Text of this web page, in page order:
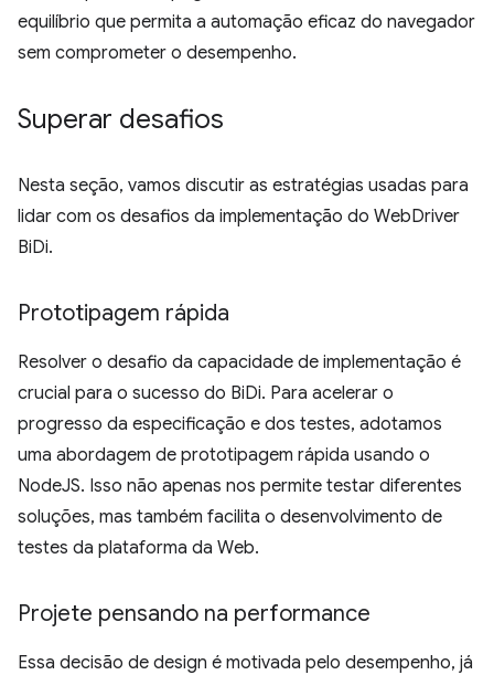
equilíbrio que permita a automação eficaz do navegador
sem comprometer o desempenho.
Superar desafios
Nesta seção, vamos discutir as estratégias usadas para
lidar com os desafios da implementação do WebDriver
BiDi.
Prototipagem rápida
Resolver o desafio da capacidade de implementação é
crucial para o sucesso do BiDi. Para acelerar o
progresso da especificação e dos testes, adotamos
uma abordagem de prototipagem rápida usando o
NodeJS. Isso não apenas nos permite testar diferentes
soluções, mas também facilita o desenvolvimento de
testes da plataforma da Web.
Projete pensando na performance
Essa decisão de design é motivada pelo desempenho, já